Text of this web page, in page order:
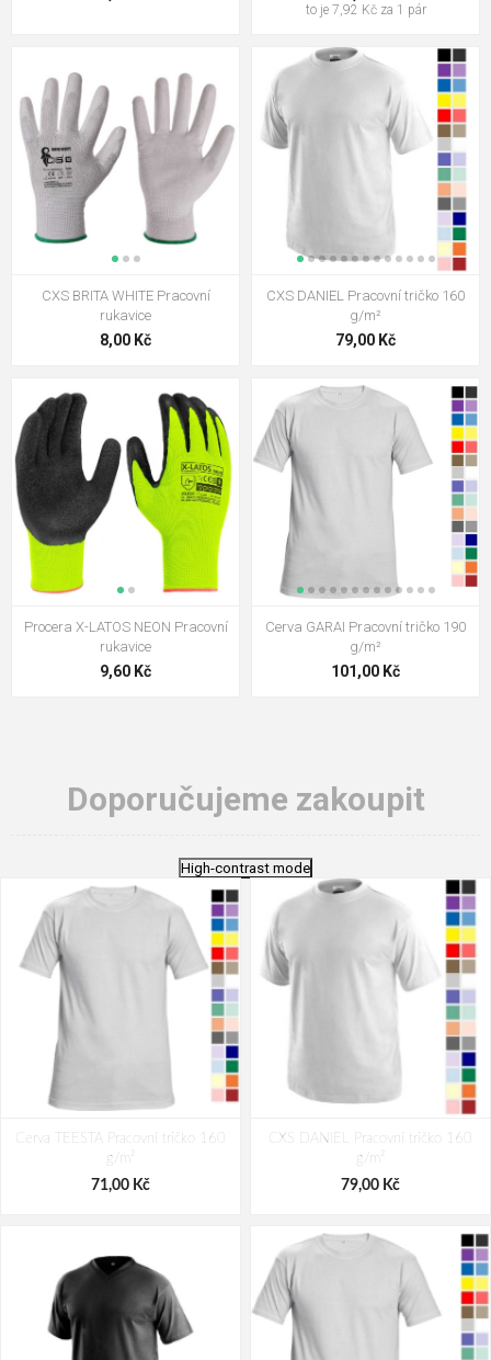
to je 7,92 Kč za 1 pár
CXS BRITA WHITE Pracovní
rukavice
8,00 Kč
CXS DANIEL Pracovní tričko 160
g/m²
79,00 Kč
Procera X-LATOS NEON Pracovní
rukavice
9,60 Kč
Cerva GARAI Pracovní tričko 190
g/m²
101,00 Kč
Doporučujeme zakoupit
High-contrast mode
Cerva TEESTA Pracovní tričko 160
g/m²
71,00 Kč
CXS DANIEL Pracovní tričko 160
g/m²
79,00 Kč